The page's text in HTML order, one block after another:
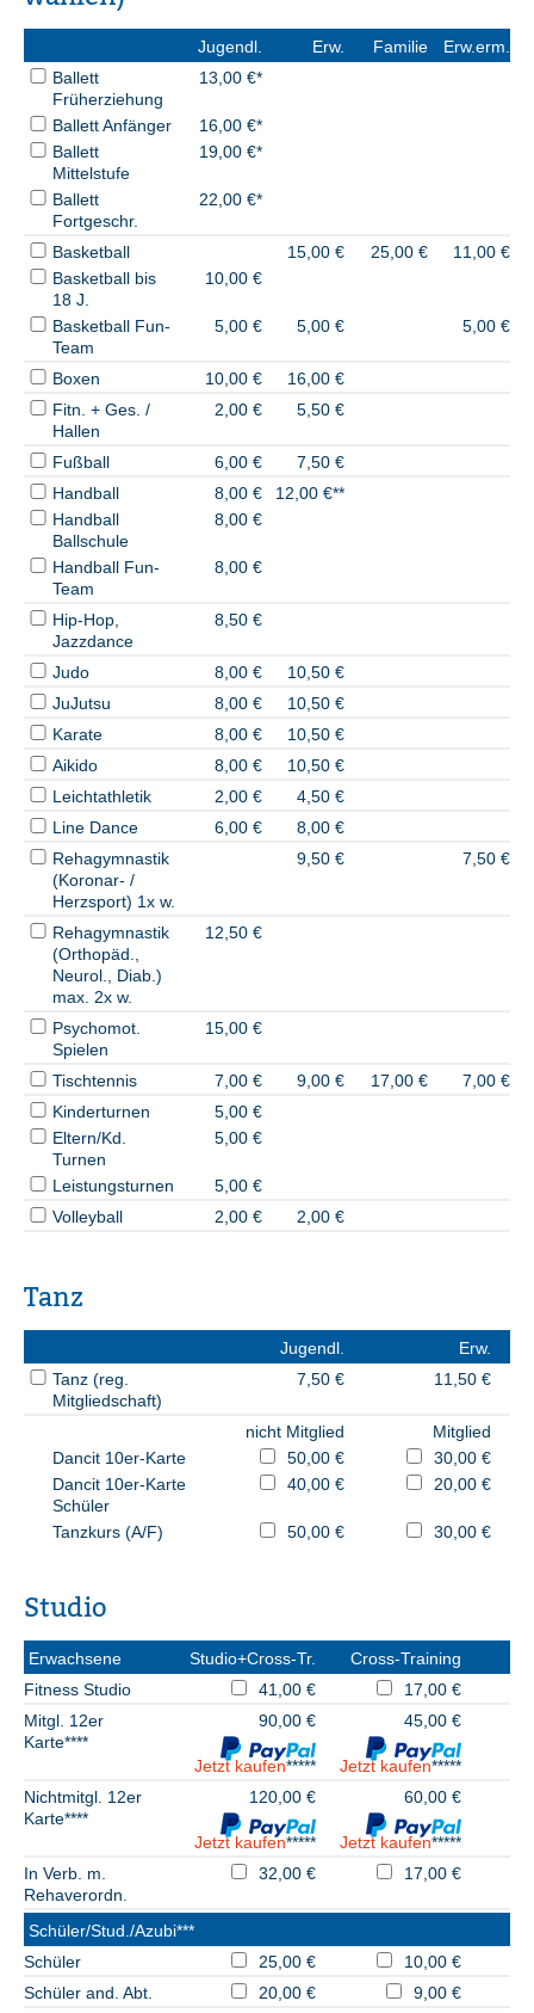
Jugendl. Erw. Familie
Erw.erm.
Ballett
Früherziehung
13,00 €*
Ballett Anfänger
16,00 €*
Ballett
Mittelstufe
19,00 €*
Ballett
Fortgeschr.
22,00 €*
Basketball 15,00 € 25,00 €
11,00 €
Basketball bis
18 J.
10,00 €
Basketball Fun-
Team
5,00 € 5,00 € 5,00 €
Boxen 10,00 €
16,00 €
Fitn. + Ges. /
Hallen
2,00 € 5,50 €
Fußball 6,00 €
7,50 €
Handball
8,00 €
12,00 €**
Handball
Ballschule
8,00 €
Handball Fun-
Team
8,00 €
Hip-Hop,
Jazzdance
8,50 €
Judo 8,00 €
10,50 €
JuJutsu
8,00 €
10,50 €
Karate
8,00 €
10,50 €
Aikido
8,00 €
10,50 €
Leichtathletik
2,00 €
4,50 €
Line Dance
6,00 €
8,00 €
Rehagymnastik
(Koronar- /
Herzsport) 1x w.
9,50 € 7,50 €
Rehagymnastik
(Orthopäd.,
Neurol., Diab.)
max. 2x w.
12,50 €
Psychomot.
Spielen
15,00 €
Tischtennis 7,00 € 9,00 € 17,00 €
7,00 €
Kinderturnen
5,00 €
Eltern/Kd.
Turnen
5,00 €
Leistungsturnen
5,00 €
Volleyball
2,00 € 2,00 €
Tanz
Jugendl.
Erw.
Tanz (reg.
Mitgliedschaft)
7,50 € 11,50 €
nicht Mitglied
Mitglied
Dancit 10er-Karte
50,00 €
30,00 €
Dancit 10er-Karte
Schüler
40,00 € 20,00 €
Tanzkurs (A/F) 50,00 € 30,00 €
Studio
Erwachsene Studio+Cross-Tr.
Cross-Training
Fitness Studio
41,00 €
17,00 €
Mitgl. 12er
Karte****
90,00 €
Jetzt kaufen*****
45,00 €
Jetzt kaufen*****
Nichtmitgl. 12er
Karte****
120,00 €
Jetzt kaufen*****
60,00 €
Jetzt kaufen*****
In Verb. m.
Rehaverordn.
32,00 € 17,00 €
Schüler/Stud./Azubi***
Schüler
25,00 €
10,00 €
Schüler and. Abt.
20,00 €
9,00 €